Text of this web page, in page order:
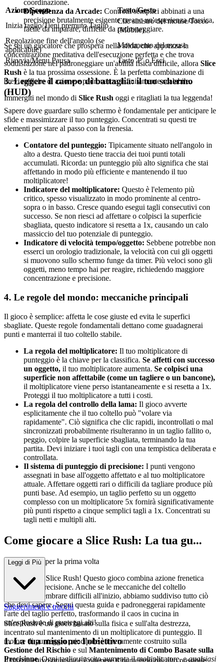
coordinazione.
Dipendenza da Arcade: Controlli semplici abbinati a una
precisione brutalmente esigente creano un'esperienza classica,
facile da imparare, difficile da padroneggiare.
Se sei un giocatore che prospera nella sfida, che apprezza la
concentrazione meditativa dell'esecuzione perfetta e che trova
soddisfazione nel padroneggiare un'abilità fisica difficile, allora Slice
Rush è la tua prossima ossessione. È la perfetta combinazione di
brevi raffiche di azione e padronanza infinitamente scalabile.
Immergiti nel mondo di Slice Rush oggi e ritagliati la tua leggenda!
Azione/Scopo
Tasto/Gesto
Inizia taglio/Tieni premuto Taglio
Clic sinistro del mouse/Tocco
(Mobile)
Regolazione fine dell'angolo (se
applicabile)
Movimento del mouse
Riavvia/Menu Pausa
Tasto 'P' o Esci
3. Leggere il campo di battaglia: il tuo schermo
(HUD)
Sapere dove guardare sullo schermo è fondamentale per anticipare le
sfide e massimizzare il tuo punteggio. Concentrati su questi tre
elementi per stare al passo con la frenesia.
Contatore del punteggio: Tipicamente situato nell'angolo in
alto a destra. Questo tiene traccia dei tuoi punti totali
accumulati. Ricorda: un punteggio più alto significa che stai
affettando in modo più efficiente e mantenendo il tuo
moltiplicatore!
Indicatore del moltiplicatore: Questo è l'elemento più
critico, spesso visualizzato in modo prominente al centro-
sopra o in basso. Cresce quando esegui tagli consecutivi con
successo. Se non riesci ad affettare o colpisci la superficie
sbagliata, questo indicatore si resetta a 1x, causando un calo
massiccio del tuo potenziale di punteggio.
Indicatore di velocità tempo/oggetto: Sebbene potrebbe non
esserci un orologio tradizionale, la velocità con cui gli oggetti
si muovono sullo schermo funge da timer. Più veloci sono gli
oggetti, meno tempo hai per reagire, richiedendo maggiore
concentrazione e precisione.
4. Le regole del mondo: meccaniche principali
Il gioco è semplice: affetta le cose giuste ed evita le superfici
sbagliate. Queste regole fondamentali dettano come guadagnerai
punti e manterrai il tuo coltello stabile.
La regola del moltiplicatore: Il tuo moltiplicatore di
punteggio è la chiave per la classifica. Se affetti con successo
un oggetto, il tuo moltiplicatore aumenta. Se colpisci una
superficie non affettabile (come un tagliere o un bancone),
il moltiplicatore viene perso istantaneamente e si resetta a 1x.
Proteggi il tuo moltiplicatore a tutti i costi.
La regola del controllo della lama: Il gioco avverte
esplicitamente che il tuo coltello può "volare via
rapidamente". Ciò significa che clic rapidi, incontrollati o mal
sincronizzati probabilmente risulteranno in un taglio fallito o,
peggio, colpire la superficie sbagliata, terminando la tua
partita. Devi iniziare i tuoi tagli con una tempistica deliberata e
controllata.
Il sistema di punteggio di precisione: I punti vengono
assegnati in base all'oggetto affettato e al tuo moltiplicatore
attuale. Affettare oggetti rari o difficili da tagliare produce più
punti base. Ad esempio, un taglio perfetto su un oggetto
complesso con un moltiplicatore 5x fornirà significativamente
più punti rispetto a cinque semplici tagli a 1x. Concentrati su
tagli netti e multipli alti.
Come giocare a Slice Rush: La tua gu...
ida completa per la prima volta
Benvenuti in Slice Rush! Questo gioco combina azione frenetica
con tagli di precisione. Anche se le meccaniche del coltello
potrebbero sembrare difficili all'inizio, abbiamo suddiviso tutto ciò
che devi sapere. Segui questa guida e padroneggerai rapidamente
l'arte del taglio perfetto, trasformando il caos in cucina in
un'esplosione di punteggi alti!
1. La tua missione: l'obiettivo
Il tuo obiettivo principale è ottenere il punteggio più alto possibile
Leggi di Più
Suggerimenti e trucchi
Slice Rush è un gioco basato sulla fisica e sull'alta destrezza,
incentrato sul mantenimento di un moltiplicatore di punteggio. Il
motore di punteggio principale è interamente costruito sulla
Gestione del Rischio e sul Mantenimento di Combo Basate sulla
Precisione. Ogni taglio riuscito aumenta il moltiplicatore, equalsiasi